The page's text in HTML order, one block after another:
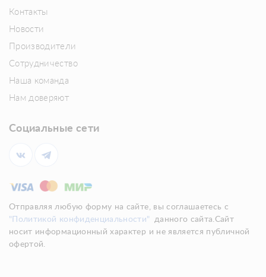
Контакты
Новости
Производители
Сотрудничество
Наша команда
Нам доверяют
Социальные сети
Отправляя любую форму на сайте, вы соглашаетесь с
"Политикой конфиденциальности"
данного сайта.Сайт
носит информационный характер и не является публичной
офертой.